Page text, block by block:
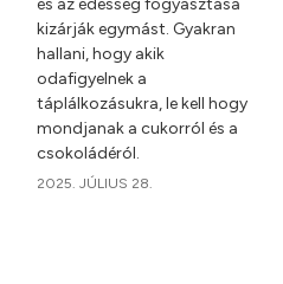
és az édesség fogyasztása
kizárják egymást. Gyakran
hallani, hogy akik
odafigyelnek a
táplálkozásukra, le kell hogy
mondjanak a cukorról és a
csokoládéról.
2025. JÚLIUS 28.